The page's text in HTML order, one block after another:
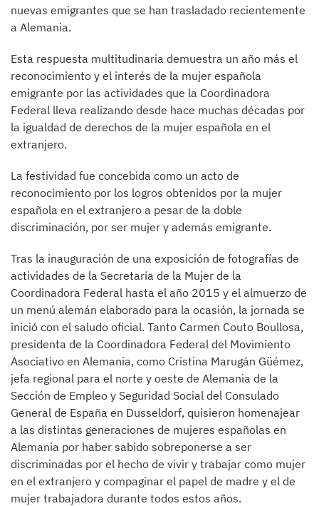
nuevas emigrantes que se han trasladado recientemente
a Alemania.
Esta respuesta multitudinaria demuestra un año más el
reconocimiento y el interés de la mujer española
emigrante por las actividades que la Coordinadora
Federal lleva realizando desde hace muchas décadas por
la igualdad de derechos de la mujer española en el
extranjero.
La festividad fue concebida como un acto de
reconocimiento por los logros obtenidos por la mujer
española en el extranjero a pesar de la doble
discriminación, por ser mujer y además emigrante.
Tras la inauguración de una exposición de fotografías de
actividades de la Secretaría de la Mujer de la
Coordinadora Federal hasta el año 2015 y el almuerzo de
un menú alemán elaborado para la ocasión, la jornada se
inició con el saludo oficial. Tanto Carmen Couto Boullosa,
presidenta de la Coordinadora Federal del Movimiento
Asociativo en Alemania, como Cristina Marugán Güémez,
jefa regional para el norte y oeste de Alemania de la
Sección de Empleo y Seguridad Social del Consulado
General de España en Dusseldorf, quisieron homenajear
a las distintas generaciones de mujeres españolas en
Alemania por haber sabido sobreponerse a ser
discriminadas por el hecho de vivir y trabajar como mujer
en el extranjero y compaginar el papel de madre y el de
mujer trabajadora durante todos estos años.